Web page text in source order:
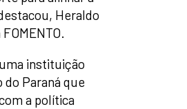
Heraldo
instituição
Paraná que
a política